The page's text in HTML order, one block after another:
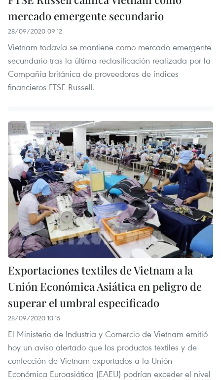
mercado emergente secundario
28/09/2020 09:12
Vietnam todavía se mantiene como mercado emergente
secundario tras la última reclasificación realizada por la
Compañía británica de proveedores de índices
financieros FTSE Russell.
Exportaciones textiles de Vietnam a la
Unión Económica Asiática en peligro de
superar el umbral especificado
28/09/2020 10:15
El Ministerio de Industria y Comercio de Vietnam emitió
hoy un aviso alertado que los productos textiles y de
confección de Vietnam exportados a la Unión
Económica Euroasiática (EAEU) podrían exceder el nivel